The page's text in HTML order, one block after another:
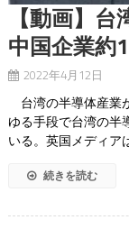
【動画】
中国企業約
2022年4月12日
台湾の半導体産業
ゆる手段で台湾の半
いる。英国メディア
続きを読む